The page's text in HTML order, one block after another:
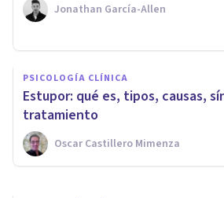
Jonathan García-Allen
PSICOLOGÍA CLÍNICA
Estupor: qué es, tipos, causas,
tratamiento
Oscar Castillero Mimenza
​La edad del padre
influir en la salud
hijo
Jonathan García-Allen